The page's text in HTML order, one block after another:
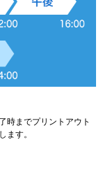
時までプリントアウト
ます。